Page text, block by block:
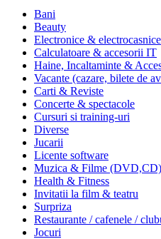
Bani
Beauty
Electronice & electrocasnice
Calculatoare & accesorii IT
Haine, Incaltaminte &
Vacante (cazare, bilete de
Carti & Reviste
Concerte & spectacole
Cursuri si training-uri
Diverse
Jucarii
Licente software
Muzica & Filme (DVD,CD)
Health & Fitness
Invitatii la film & teatru
Surpriza
Restaurante / cafenele /
Jocuri